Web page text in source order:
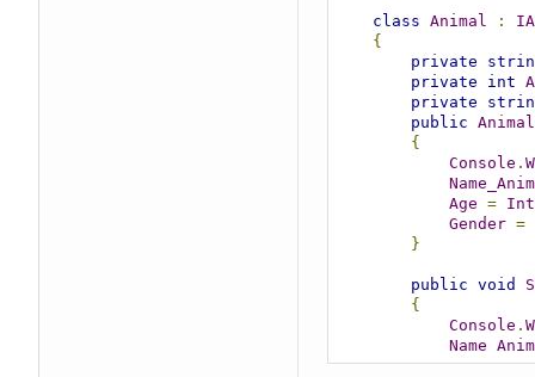
class Animal :
{
private
private
int
private
public Animal
{
Console .
Age =
Gender =
}
public void
{
Console .
Age =